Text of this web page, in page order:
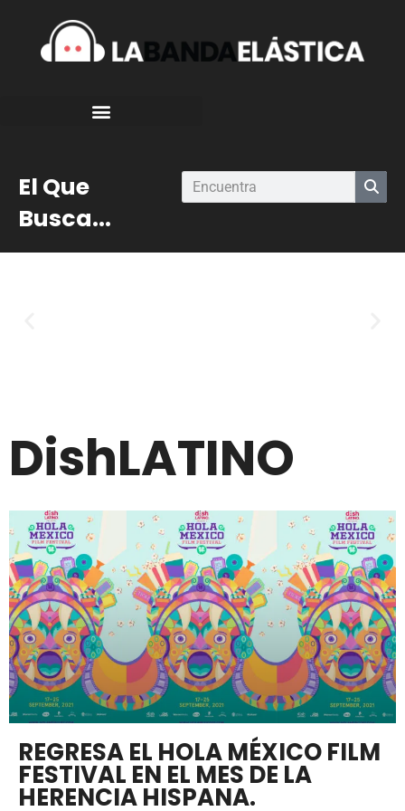
El Que
Busca...
DishLATINO
REGRESA EL HOLA MÉXICO FILM
FESTIVAL EN EL MES DE LA
HERENCIA HISPANA.